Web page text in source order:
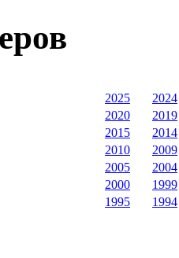
2025
2024
2020
2019
2015
2014
2010
2009
2005
2004
2000
1999
1995
1994